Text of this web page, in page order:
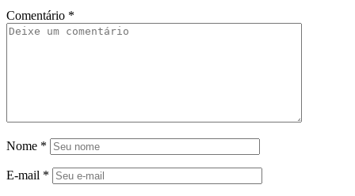
Comentário *
Nome *
E-mail *